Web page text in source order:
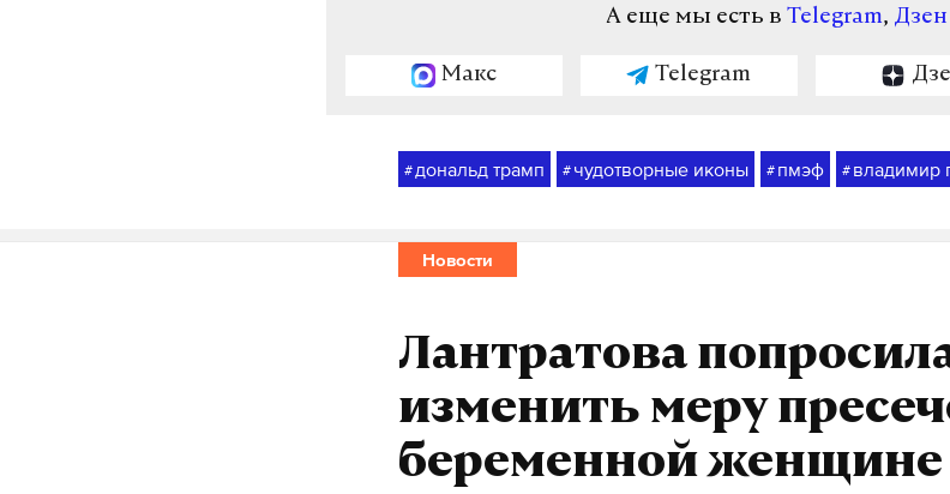
А еще мы есть в Telegram, Дзен
Макс Telegram
# дональд трамп # чудотворные иконы # пмэф # владимир
Новости
Лантратова
изменить меру
беременной женщине